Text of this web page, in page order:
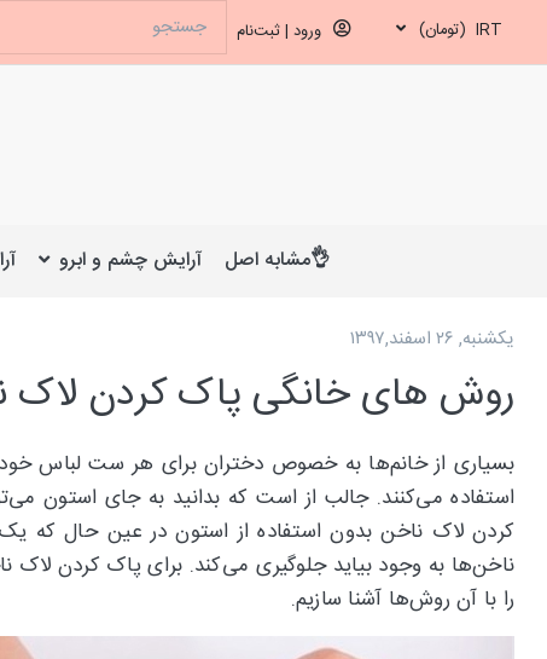
IRT (تومان) ورود | ثبت‌نام
👌مشابه اصل آرایش چشم و ابرو
یکشنبه, ۲۶ اسفند,۱۳۹۷
روش های خانگی پاک کردن لاک
بسیاری از خانم‌ها به خصوص دختران برای هر ست لباس
استفاده می‌کنند. جالب از است که بدانید به جای استون
کردن لاک ناخن بدون استفاده از استون در عین حال که
را با آن روش‌ها آشنا سازیم.